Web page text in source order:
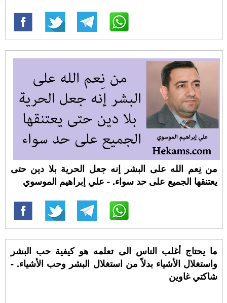
من نِعم الله على البشر إنه جعل الحرية بلا دين حتى
يعتنقها الجميع على حد سواء. - علي إبراهيم الموسوي
ما يحتاج أغلب الناس الى تعلمه هو كيفية حب البشر
واستغلال الأشياء بدلاً من استغلال البشر وحب الأشياء. -
شاكتي غاوين